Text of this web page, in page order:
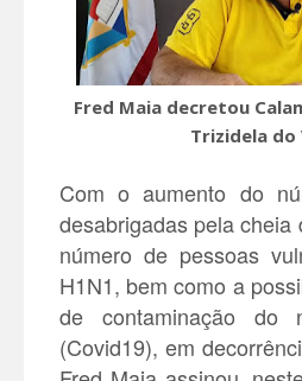
Fred Maia decretou
Trizidela do
Com o aumento do
desabrigadas pela cheia
número de pessoas
H1N1, bem como a
de contaminação do
(Covid19), em